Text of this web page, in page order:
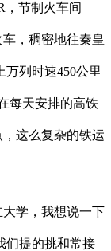
，节制火车间
，稠密地往秦皇
万列时速450公里
每天安排的高铁
这么复杂的铁运
学，我想说一下
们提的挑和常接